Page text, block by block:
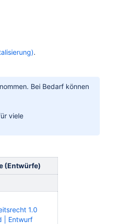
.
Bei Bedarf können
viele
(Entwürfe)
1.0
| Entwurf